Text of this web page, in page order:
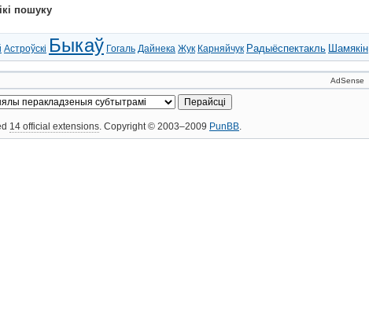
пошуку
Астроўскі Быкаў Гогаль Дайнека Жук Карняйчук Радыёспектакль Шамякін
AdSense
14 official extensions. Copyright © 2003–2009 PunBB.